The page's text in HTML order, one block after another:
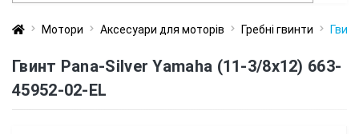
Мотори Аксесуари для моторів Гребні гвинти
Гвинт Pana-Silver Yamaha (11-3/8x12) 663-
45952-02-EL